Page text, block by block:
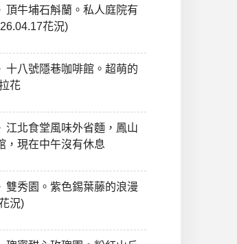
頂牛埔石斛蘭。私人庭院有
花況)
十八號隱巷咖啡館。超萌的
花
江北食堂風味外省麵，鳳山
，現在中午沒有休息
雙秀園。紫色錫葉藤的浪漫
況)